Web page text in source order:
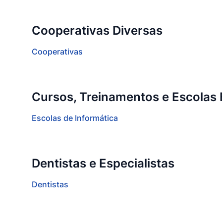
Cooperativas Diversas
Cooperativas
Cursos, Treinamentos e Escolas
Escolas de Informática
Dentistas e Especialistas
Dentistas